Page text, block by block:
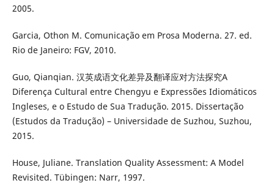
2005.
Garcia, Othon M. Comunicação em Prosa Moderna. 27. ed.
Rio de Janeiro: FGV, 2010.
Guo, Qianqian. 汉英成语文化差异及翻译应对方法探究A
Diferença Cultural entre Chengyu e Expressões Idiomáticos
Ingleses, e o Estudo de Sua Tradução. 2015. Dissertação
(Estudos da Tradução) – Universidade de Suzhou, Suzhou,
2015.
House, Juliane. Translation Quality Assessment: A Model
Revisited. Tübingen: Narr, 1997.